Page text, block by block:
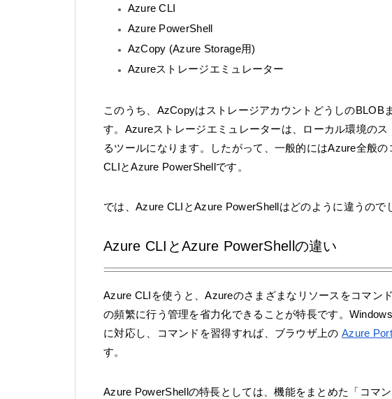
Azure CLI
Azure PowerShell
AzCopy (Azure Storage用)
Azureストレージエミュレーター
このうち、AzCopyはストレージアカウントどうしのBLOB
す。Azureストレージエミュレーターは、ローカル環境の
るツールになります。したがって、一般的にはAzure全般
CLIとAzure PowerShellです。
では、Azure CLIとAzure PowerShellはどのように違うので
Azure CLIとAzure PowerShellの違い
Azure CLIを使うと、Azureのさまざまなリソースをコマン
の頻繁に行う管理を省力化できることが特長です。
に対応し、コマンドを習得すれば、ブラウザ上の Azure
す。
Azure PowerShellの特長としては、機能をまとめた「コマ